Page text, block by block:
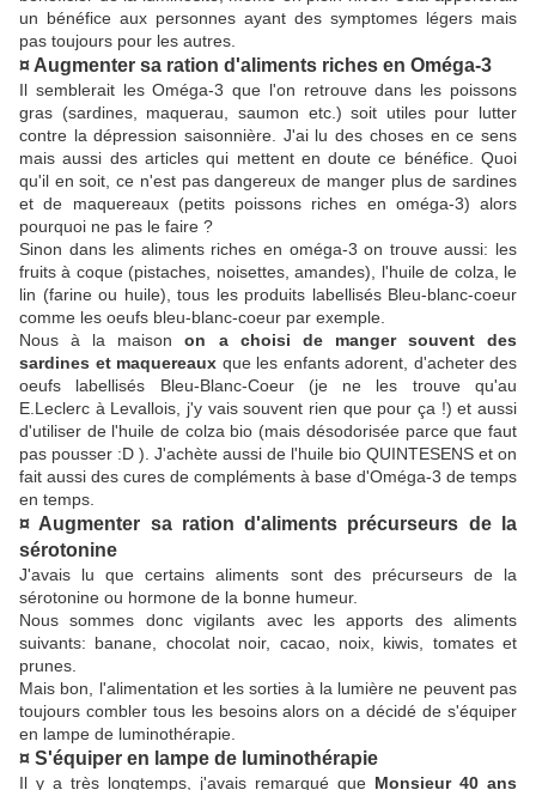
un bénéfice aux personnes ayant des symptomes légers mais
pas toujours pour les autres.
¤ Augmenter sa ration d'aliments riches en Oméga-3
Il semblerait les Oméga-3 que l'on retrouve dans les poissons
gras (sardines, maquerau, saumon etc.) soit utiles pour lutter
contre la dépression saisonnière. J'ai lu des choses en ce sens
mais aussi des articles qui mettent en doute ce bénéfice. Quoi
qu'il en soit, ce n'est pas dangereux de manger plus de sardines
et de maquereaux (petits poissons riches en oméga-3) alors
pourquoi ne pas le faire ?
Sinon dans les aliments riches en oméga-3 on trouve aussi: les
fruits à coque (pistaches, noisettes, amandes), l'huile de colza, le
lin (farine ou huile), tous les produits labellisés Bleu-blanc-coeur
comme les oeufs bleu-blanc-coeur par exemple.
Nous à la maisonon a choisi de manger souvent des
sardines et maquereaux que les enfants adorent, d'acheter des
oeufs labellisés Bleu-Blanc-Coeur (je ne les trouve qu'au
E.Leclerc à Levallois, j'y vais souvent rien que pour ça !) et aussi
d'utiliser de l'huile de colza bio (mais désodorisée parce que faut
pas pousser :D ). J'achète aussi de l'huile bio QUINTESENS et on
fait aussi des cures de compléments à base d'Oméga-3 de temps
en temps.
¤ Augmenter sa ration d'aliments précurseurs de la
sérotonine
J'avais lu que certains aliments sont des précurseurs de la
sérotonine ou hormone de la bonne humeur.
Nous sommes donc vigilants avec les apports des aliments
suivants: banane, chocolat noir, cacao, noix, kiwis, tomates et
prunes.
Mais bon, l'alimentation et les sorties à la lumière ne peuvent pas
toujours combler tous les besoins alors on a décidé de s'équiper
en lampe de luminothérapie.
¤ S'équiper en lampe de luminothérapie
Il y a très longtemps, j'avais remarqué que Monsieur 40 ans